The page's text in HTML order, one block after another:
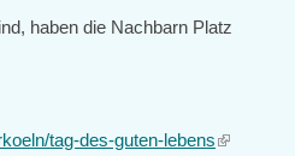
haben die Nachbarn Platz
tag-des-guten-lebens(link